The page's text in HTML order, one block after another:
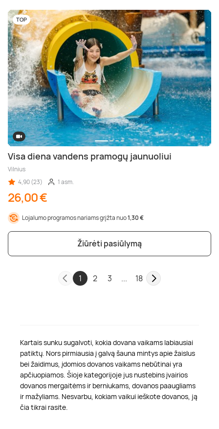
TOP
Visa diena vandens pramogų jaunuoliui
Vilnius
4,90 (23)
1 asm.
26,00 €
Lojalumo programos nariams grįžta nuo1,30 €
Žiūrėti pasiūlymą
1 2 3 ... 18
Kartais sunku sugalvoti, kokia dovana vaikams labiausiai
patiktų. Nors pirmiausia į galvą šauna mintys apie žaislus
bei žaidimus, įdomios dovanos vaikams nebūtinai yra
apčiuopiamos. Šioje kategorijoje jus nustebins įvairios
dovanos mergaitėms ir berniukams, dovanos paaugliams
ir mažyliams. Nesvarbu, kokiam vaikui ieškote dovanos, ją
čia tikrai rasite.